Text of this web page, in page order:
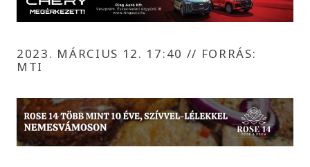
2023. MÁRCIUS 12. 17:40 // FORRÁS:
MTI